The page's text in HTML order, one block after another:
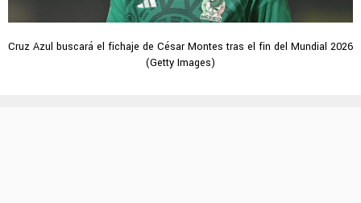
Cruz Azul buscará el fichaje de César Montes tras el fin del Mundial 2026
(Getty Images)